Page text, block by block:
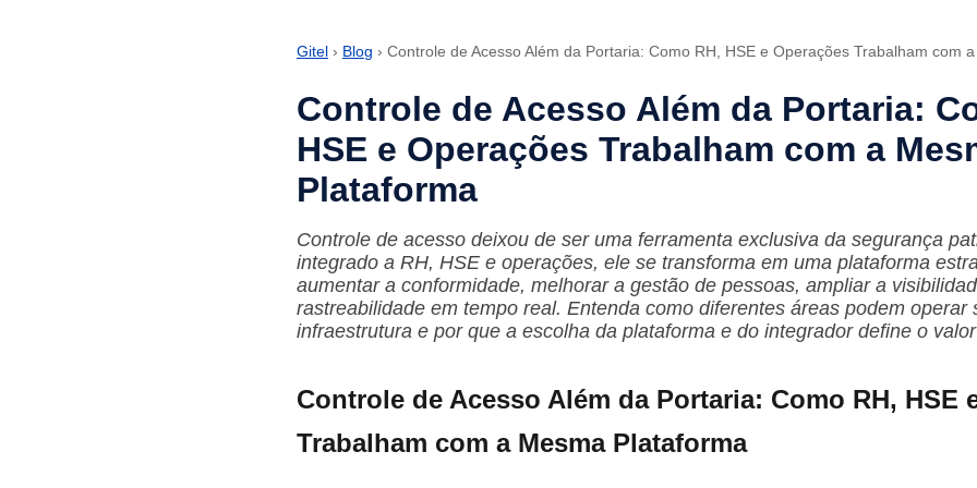
Gitel › Blog › Controle de Acesso Além da Portaria: Como RH, HSE e Operações Trabalham com
Controle de Acesso Além da Portaria:
HSE e Operações Trabalham com a
Plataforma
Controle de acesso deixou de ser uma ferramenta exclusiva da segurança
integrado a RH, HSE e operações, ele se transforma em uma plataforma
aumentar a conformidade, melhorar a gestão de pessoas, ampliar a
rastreabilidade em tempo real. Entenda como diferentes áreas podem operar
infraestrutura e por que a escolha da plataforma e do integrador define o
Controle de Acesso Além da Portaria: Como RH, HSE
Trabalham com a Mesma Plataforma